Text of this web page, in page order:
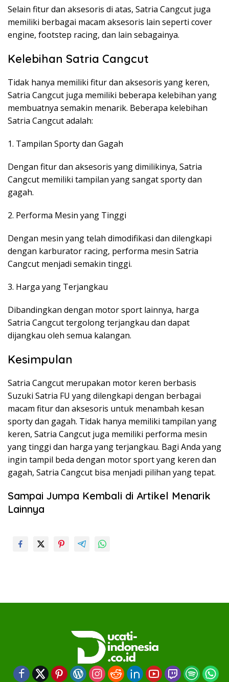
Selain fitur dan aksesoris di atas, Satria Cangcut juga
memiliki berbagai macam aksesoris lain seperti cover
engine, footstep racing, dan lain sebagainya.
Kelebihan Satria Cangcut
Tidak hanya memiliki fitur dan aksesoris yang keren,
Satria Cangcut juga memiliki beberapa kelebihan yang
membuatnya semakin menarik. Beberapa kelebihan
Satria Cangcut adalah:
1. Tampilan Sporty dan Gagah
Dengan fitur dan aksesoris yang dimilikinya, Satria
Cangcut memiliki tampilan yang sangat sporty dan
gagah.
2. Performa Mesin yang Tinggi
Dengan mesin yang telah dimodifikasi dan dilengkapi
dengan karburator racing, performa mesin Satria
Cangcut menjadi semakin tinggi.
3. Harga yang Terjangkau
Dibandingkan dengan motor sport lainnya, harga
Satria Cangcut tergolong terjangkau dan dapat
dijangkau oleh semua kalangan.
Kesimpulan
Satria Cangcut merupakan motor keren berbasis
Suzuki Satria FU yang dilengkapi dengan berbagai
macam fitur dan aksesoris untuk menambah kesan
sporty dan gagah. Tidak hanya memiliki tampilan yang
keren, Satria Cangcut juga memiliki performa mesin
yang tinggi dan harga yang terjangkau. Bagi Anda yang
ingin tampil beda dengan motor sport yang keren dan
gagah, Satria Cangcut bisa menjadi pilihan yang tepat.
Sampai Jumpa Kembali di Artikel Menarik
Lainnya